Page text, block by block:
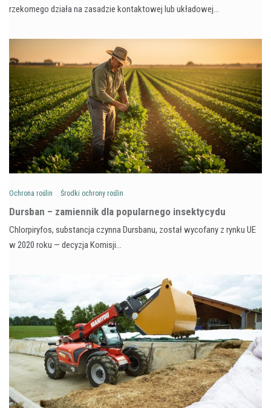
rzekomego działa na zasadzie kontaktowej lub układowej…
Ochrona roślin Środki ochrony roślin
Dursban – zamiennik dla popularnego insektycydu
Chlorpiryfos, substancja czynna Dursbanu, został wycofany z rynku UE
w 2020 roku — decyzja Komisji…